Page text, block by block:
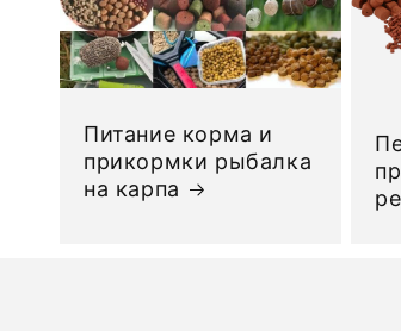
Питание корма и
прикормки рыбалка
на карпа